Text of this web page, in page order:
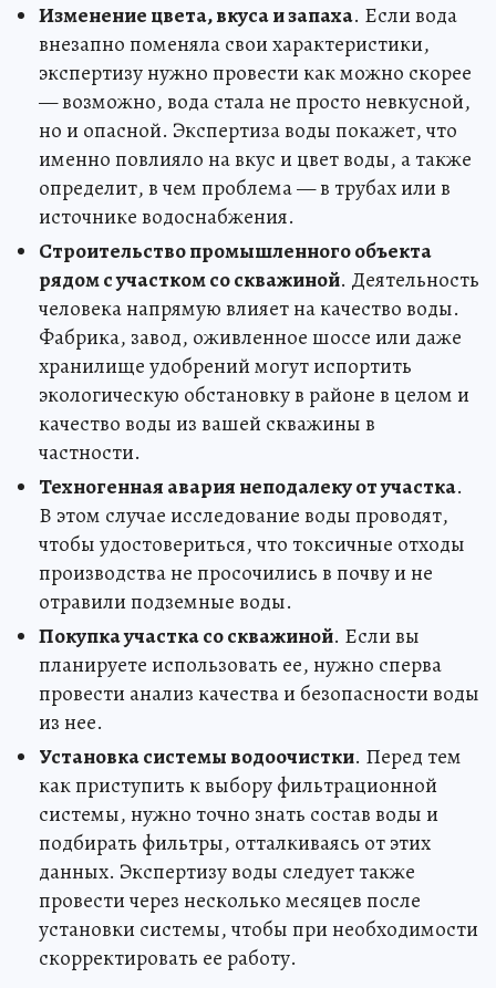
Изменение цвета, вкуса и запаха. Если вода
внезапно поменяла свои характеристики,
экспертизу нужно провести как можно скорее
— возможно, вода стала не просто невкусной,
но и опасной. Экспертиза воды покажет, что
именно повлияло на вкус и цвет воды, а также
определит, в чем проблема — в трубах или в
источнике водоснабжения.
Строительство промышленного объекта
рядом с участком со скважиной. Деятельность
человека напрямую влияет на качество воды.
Фабрика, завод, оживленное шоссе или даже
хранилище удобрений могут испортить
экологическую обстановку в районе в целом и
качество воды из вашей скважины в
частности.
Техногенная авария неподалеку от участка.
В этом случае исследование воды проводят,
чтобы удостовериться, что токсичные отходы
производства не просочились в почву и не
отравили подземные воды.
Покупка участка со скважиной. Если вы
планируете использовать ее, нужно сперва
провести анализ качества и безопасности воды
из нее.
Установка системы водоочистки. Перед тем
как приступить к выбору фильтрационной
системы, нужно точно знать состав воды и
подбирать фильтры, отталкиваясь от этих
данных. Экспертизу воды следует также
провести через несколько месяцев после
установки системы, чтобы при необходимости
скорректировать ее работу.